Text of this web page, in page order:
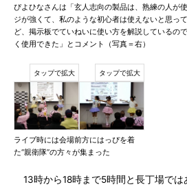
ぴよひなさんは「玄人志向の製品は、熟練の人が
ジが強くて、私のような初心者は使えないと思っ
ど、掲示板でていねいに使い方を解説しているの
く使用できた」とコメント（写真＝右）
ライブ時には会場前方にはっぴを着
た“親衛隊”の方々が集まった
13時から18時まで5時間と長丁場では